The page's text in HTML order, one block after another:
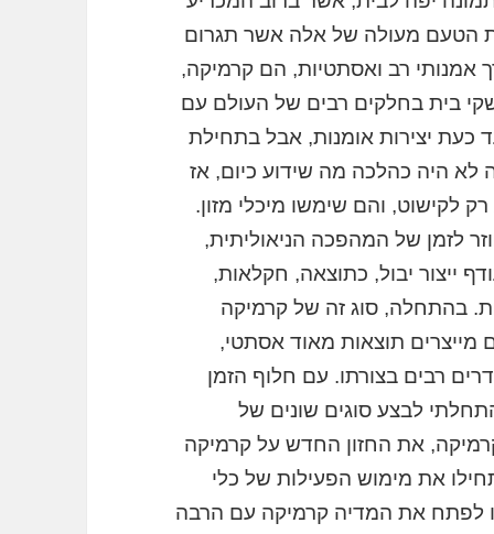
הטעם מעולה של אלה אשר תגרום
אמנותי רב ואסתטיות, הם קרמיקה,
בית בחלקים רבים של העולם עם
כעת יצירות אומנות, אבל בתחילת
לא היה כהלכה מה שידוע כיום, אז
לקישוט, והם שימשו מיכלי מזון.
לזמן של המהפכה הניאוליתית,
ייצור יבול, כתוצאה, חקלאות,
בהתחלה, סוג זה של קרמיקה
מייצרים תוצאות מאוד אסתטי,
רבים בצורתו. עם חלוף הזמן
לבצע סוגים שונים של
את החזון החדש על קרמיקה
את מימוש הפעילות של כלי
לפתח את המדיה קרמיקה עם הרבה